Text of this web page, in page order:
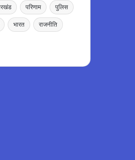
परिणाम पुलिस
भारत राजनीति